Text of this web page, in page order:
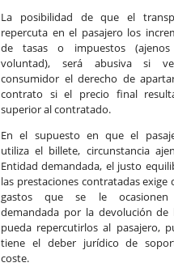
La posibilidad de que el
repercuta en el pasajero los
de tasas o impuestos
voluntad), será abusiva si
consumidor el derecho de
contrato si el precio final
superior al contratado.
En el supuesto en que el
utiliza el billete, circunstancia
Entidad demandada, el justo
las prestaciones contratadas exige
gastos que se le
demandada por la devolución de
pueda repercutirlos al pasajero,
tiene el deber jurídico de
coste.